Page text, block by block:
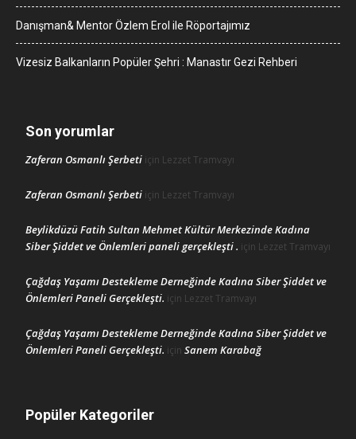
Danışman& Mentor Özlem Erol ile Röportajımız
Vizesiz Balkanların Popüler Şehri : Manastır Gezi Rehberi
Son yorumlar
Zaferan Osmanlı Şerbeti için Lezzet Tramvayı
Zaferan Osmanlı Şerbeti için Lezzet Tramvayı
Beylikdüzü Fatih Sultan Mehmet Kültür Merkezinde Kadına
Siber Şiddet ve Önlemleri paneli gerçekleşti . için Lezzet Tramvayı
Çağdaş Yaşamı Destekleme Derneğinde Kadına Siber Şiddet ve
Önlemleri Paneli Gerçekleşti. için Lezzet Tramvayı
Çağdaş Yaşamı Destekleme Derneğinde Kadına Siber Şiddet ve
Önlemleri Paneli Gerçekleşti. için Sanem Karabağ
Popüler Kategoriler